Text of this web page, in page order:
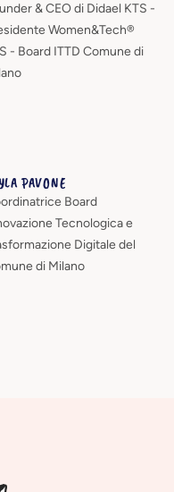
& CEO di Didael KTS -
Women&Tech®
- Board ITTD Comune di
PAVONE
Board
Tecnologica e
Digitale del
di Milano